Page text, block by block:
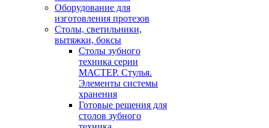
Оборудование для
изготовления протезов
Cтолы, светильники,
вытяжки, боксы
Столы зубного
техника серии
МАСТЕР. Стулья.
Элементы системы
хранения
Готовые решения для
столов зубного